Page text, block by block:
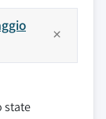
state